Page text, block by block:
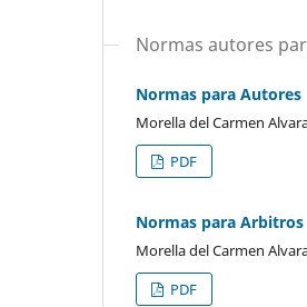
Normas autores
Normas para Autores
Morella del Carmen
PDF
Normas para Arbitros
Morella del Carmen
PDF